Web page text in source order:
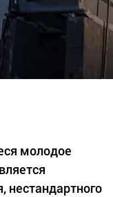
молодое
нестандартного